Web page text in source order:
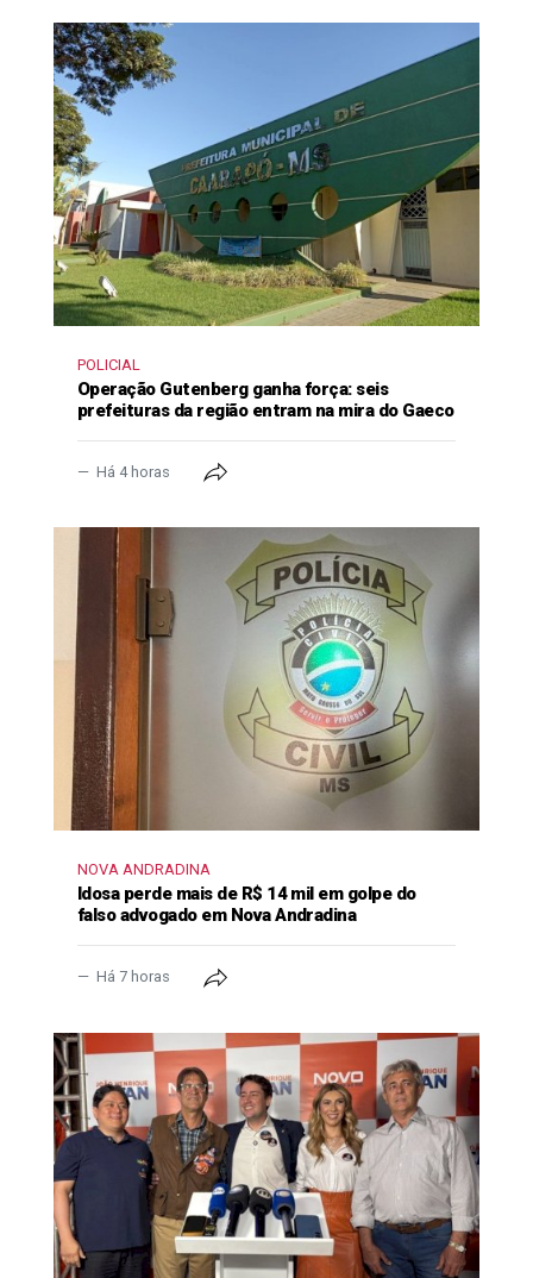
POLICIAL
Operação Gutenberg ganha força: seis
prefeituras da região entram na mira do Gaeco
Há 4 horas
NOVA ANDRADINA
Idosa perde mais de R$ 14 mil em golpe do
falso advogado em Nova Andradina
Há 7 horas